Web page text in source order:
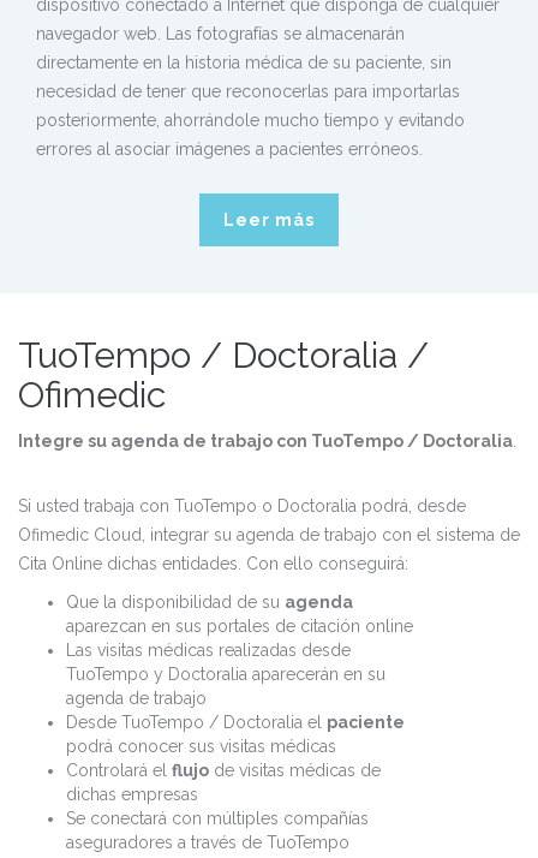
dispositivo conectado a Internet que disponga de cualquier
navegador web. Las fotografías se almacenarán
directamente en la historia médica de su paciente, sin
necesidad de tener que reconocerlas para importarlas
posteriormente, ahorrándole mucho tiempo y evitando
errores al asociar imágenes a pacientes erróneos.
Leer más
TuoTempo / Doctoralia /
Ofimedic
Integre su agenda de trabajo con TuoTempo / Doctoralia
Si usted trabaja con TuoTempo o Doctoralia podrá, desde
Ofimedic Cloud, integrar su agenda de trabajo con el sistema de
Cita Online dichas entidades. Con ello conseguirá:
Que la disponibilidad de su agenda
aparezcan en sus portales de citación online
Las visitas médicas realizadas desde
TuoTempo y Doctoralia aparecerán en su
agenda de trabajo
Desde TuoTempo / Doctoralia el paciente
podrá conocer sus visitas médicas
Controlará el flujo de visitas médicas de
dichas empresas
Se conectará con múltiples compañías
aseguradores a través de TuoTempo